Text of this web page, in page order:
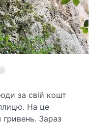
за свій кошт
На це
Зараз